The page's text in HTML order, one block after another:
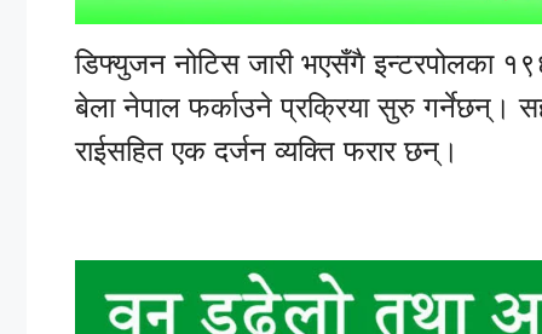
डिफ्युजन नोटिस जारी भएसँगै इन्टरपोलका
बेला नेपाल फर्काउने प्रक्रिया सुरु गर्नेछन्।
राईसहित एक दर्जन व्यक्ति फरार छन्।